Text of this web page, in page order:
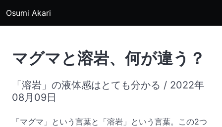
Osumi Akari
マグマと溶岩、何が違う？
「溶岩」の液体感はとても分かる / 2022年
08月09日
「マグマ」という言葉と「溶岩」という言葉。この2つ